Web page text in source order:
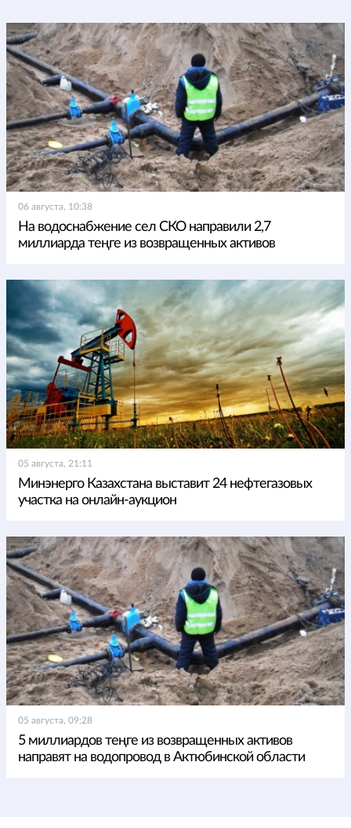
06 августа, 10:38
На водоснабжение сел СКО направили 2,7
миллиарда теңге из возвращенных активов
05 августа, 21:11
Минэнерго Казахстана выставит 24 нефтегазовых
участка на онлайн-аукцион
05 августа, 09:28
5 миллиардов теңге из возвращенных активов
направят на водопровод в Актюбинской области